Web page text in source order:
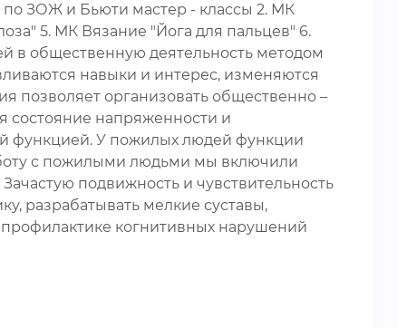
по ЗОЖ и Бьюти мастер - классы 2. МК
5. МК Вязание "Йога для пальцев" 6.
в общественную деятельность методом
навыки и интерес, изменяются
позволяет организовать общественно –
состояние напряженности и
функцией. У пожилых людей функции
с пожилыми людьми мы включили
подвижность и чувствительность
разрабатывать мелкие суставы,
когнитивных нарушений